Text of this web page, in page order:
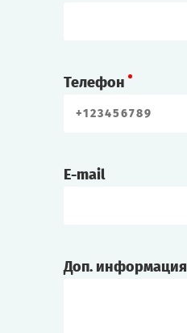
Телефон
E-mail
Доп. информация